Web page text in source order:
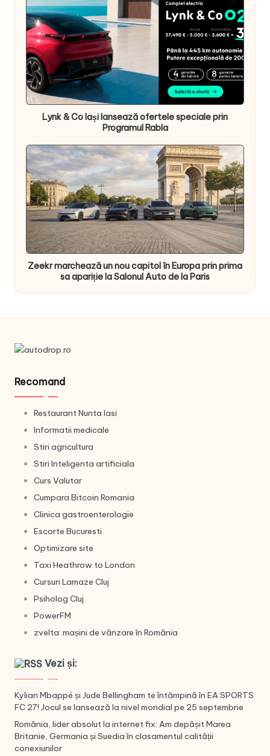
Lynk & Co Iași lansează ofertele speciale prin
Programul Rabla
Zeekr marchează un nou capitol în Europa prin prima
sa apariție la Salonul Auto de la Paris
Recomand
Restaurant Nunta Iasi
Informatii medicale
Stiri agricultura
Stiri Inteligenta artificiala
Curs Valutar
Cumpara Bitcoin Romania
Clinica gastroenterologie
Escorte Bucuresti
Optimizare site
Taxi Heathrow to London
Cursuri Lamaze Cluj
Psiholog Cluj
PowerFM
zvelta: mașini de vânzare în România
Vezi și:
Kylian Mbappé și Jude Bellingham te întâmpină în EA SPORTS
FC 27! Jocul se lansează la nivel mondial pe 25 septembrie
România, lider absolut la internet fix: Am depășit Marea
Britanie, Germania și Suedia în clasamentul calității
conexiunilor